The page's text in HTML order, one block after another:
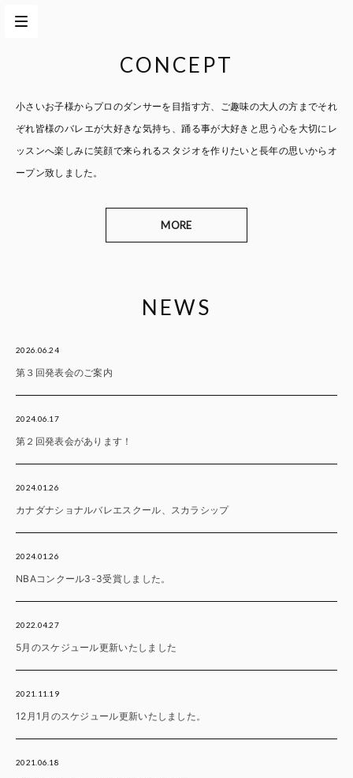
CONCEPT
小さいお子様からプロのダンサーを目指す方、 ご趣味の大人の方までそれ
ぞれ皆様のバレエが大好きな気持ち、踊る事が大好きと思う心を大切に レ
ッスンへ楽しみに笑顔で来られるスタジオを作りたいと長年の思いからオ
ープン致しました。
MORE
NEWS
2026.06.24
第３回発表会のご案内
2024.06.17
第２回発表会があります！
2024.01.26
カナダナショナルバレエスクール、スカラシップ
2024.01.26
NBAコンクール3-3受賞しました。
2022.04.27
5月のスケジュール更新いたしました
2021.11.19
12月1月のスケジュール更新いたしました。
2021.06.18